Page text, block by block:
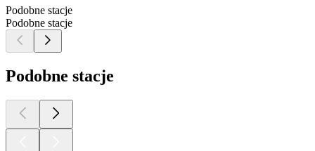
Podobne stacje
Podobne stacje
Podobne stacje